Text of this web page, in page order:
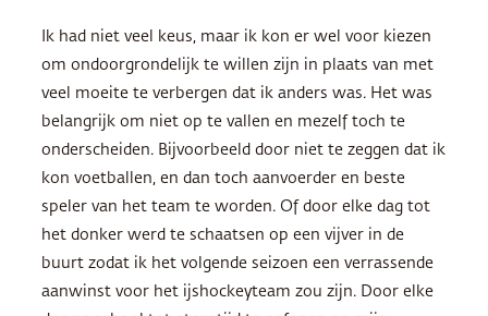
Ik had niet veel keus, maar ik kon er wel voor kiezen
om ondoorgrondelijk te willen zijn in plaats van met
veel moeite te verbergen dat ik anders was. Het was
belangrijk om niet op te vallen en mezelf toch te
onderscheiden. Bijvoorbeeld door niet te zeggen dat ik
kon voetballen, en dan toch aanvoerder en beste
speler van het team te worden. Of door elke dag tot
het donker werd te schaatsen op een vijver in de
buurt zodat ik het volgende seizoen een verrassende
aanwinst voor het ijshockeyteam zou zijn. Door elke